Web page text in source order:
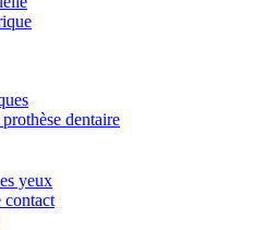
dentaire
yeux
contact